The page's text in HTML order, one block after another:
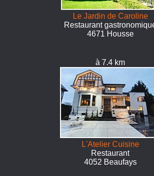
Le Jardin de Caroline
Restaurant
4671 Housse
à 7.4 km
L'Atelier Cuisine
Restaurant
4052 Beaufays